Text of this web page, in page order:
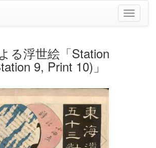
ナ
ビ
る浮世絵「Station
9, Print 10)」